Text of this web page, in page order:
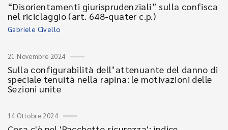
“Disorientamenti giurisprudenziali” sulla confisca
nel riciclaggio (art. 648-quater c.p.)
Gabriele Civello
21 Novembre 2024
Sulla configurabilità dell’attenuante del danno di
speciale tenuità nella rapina: le motivazioni delle
Sezioni unite
14 Ottobre 2024